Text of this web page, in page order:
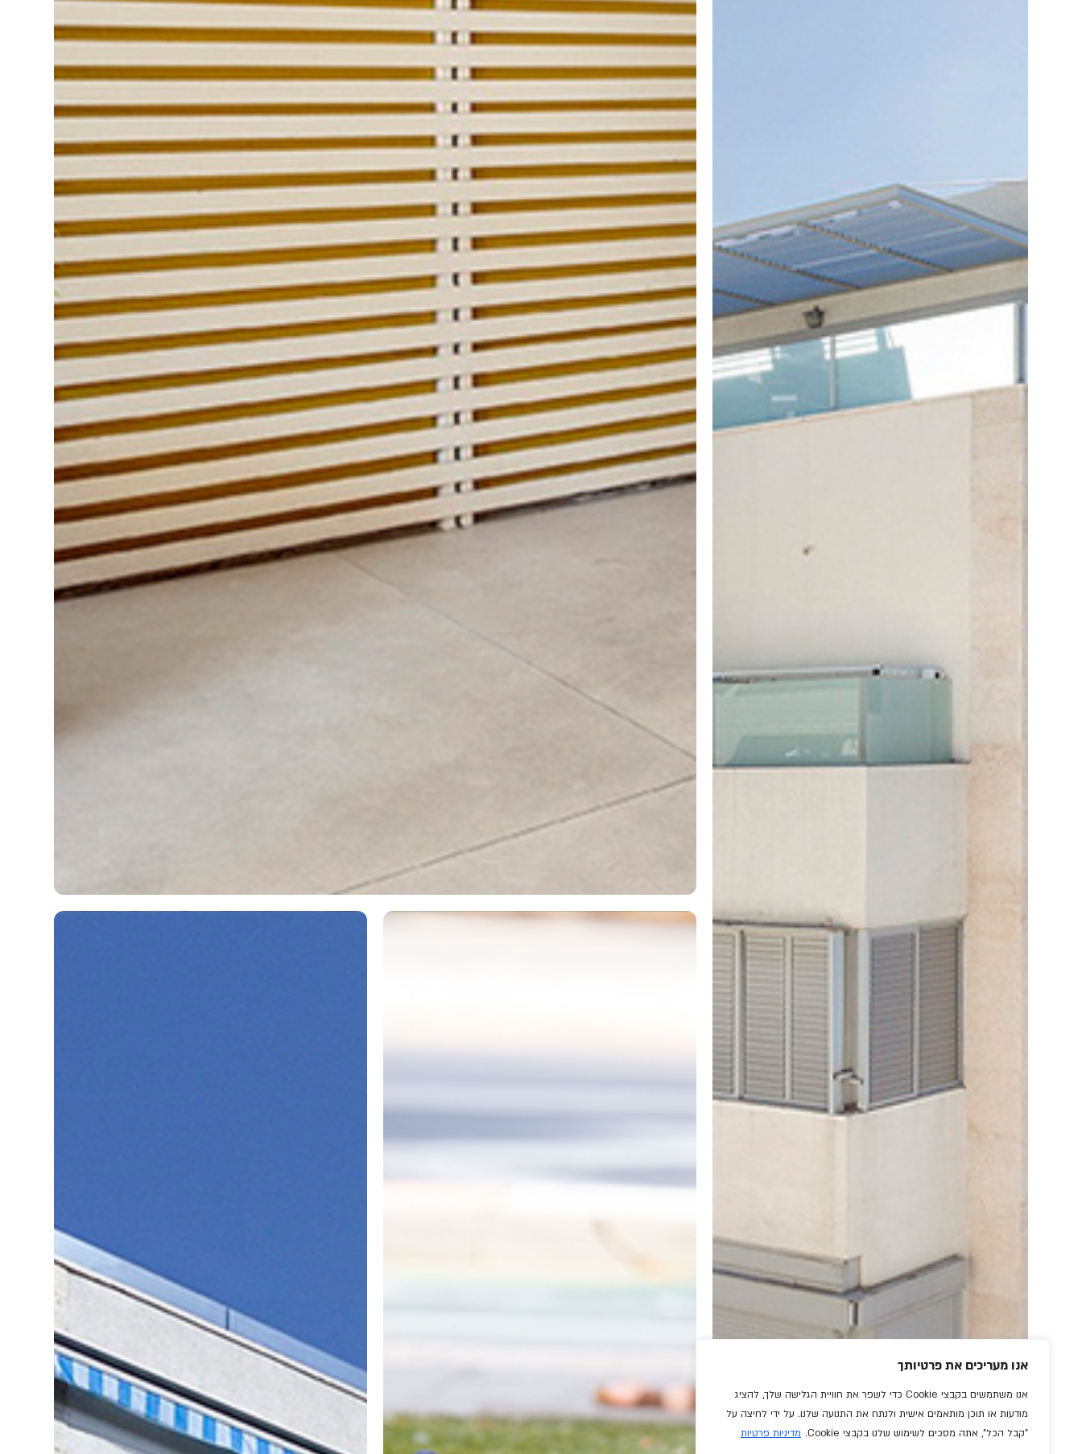
אנו מעריכים את פרטיותך
אנו משתמשים בקבצי Cookie כדי לשפר את חוויית הגלישה שלך, להציג
מודעות או תוכן מותאמים אישית ולנתח את התנועה שלנו. על ידי לחיצה על
"קבל הכל", אתה מסכים לשימוש שלנו בקבצי Cookie.
מדיניות פרטיות